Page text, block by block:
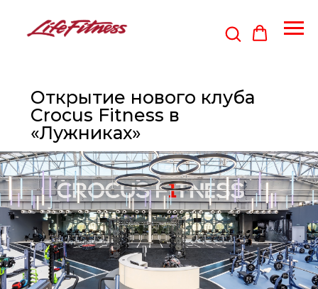
Открытие нового клуба
Crocus Fitness в
«Лужниках»